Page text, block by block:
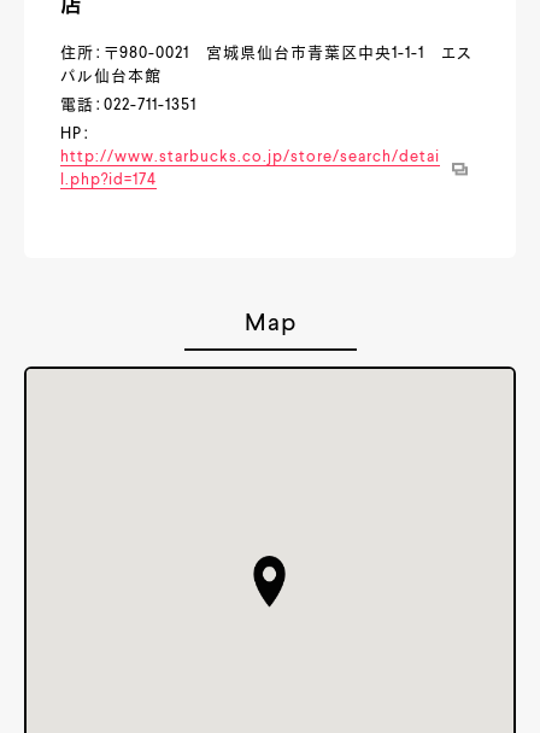
店
住所：〒980-0021 宮城県仙台市青葉区中央1-1-1 エス
パル仙台本館
電話：022-711-1351
HP：
http://www.starbucks.co.jp/store/search/detai
l.php?id=174
Map